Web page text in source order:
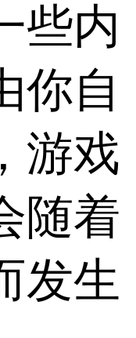
些内
你自
游戏
随着
发生